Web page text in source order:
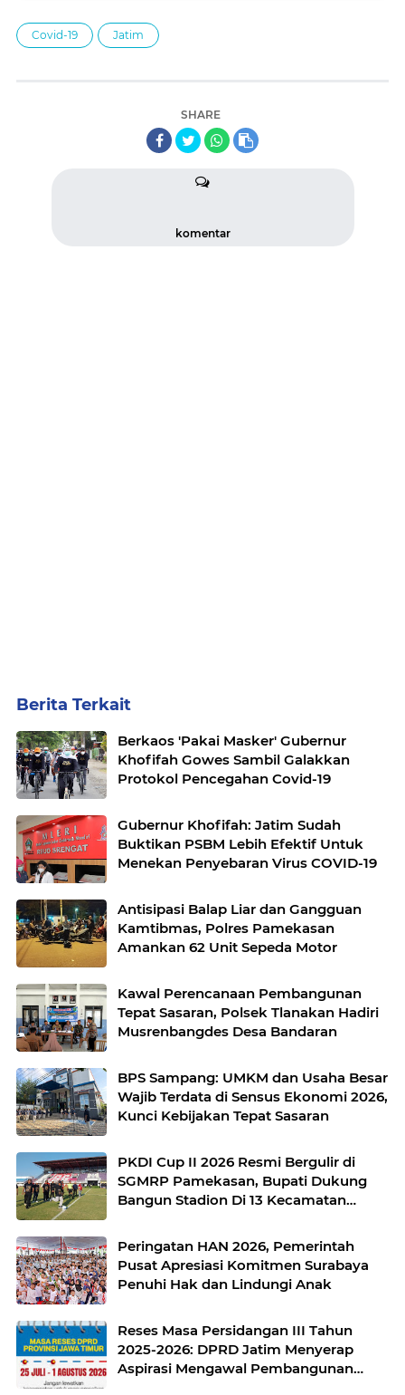
Covid-19 Jatim
SHARE
komentar
Berita Terkait
Berkaos 'Pakai Masker' Gubernur
Khofifah Gowes Sambil Galakkan
Protokol Pencegahan Covid-19
Gubernur Khofifah: Jatim Sudah
Buktikan PSBM Lebih Efektif Untuk
Menekan Penyebaran Virus COVID-19
Antisipasi Balap Liar dan Gangguan
Kamtibmas, Polres Pamekasan
Amankan 62 Unit Sepeda Motor
Kawal Perencanaan Pembangunan
Tepat Sasaran, Polsek Tlanakan Hadiri
Musrenbangdes Desa Bandaran
BPS Sampang: UMKM dan Usaha Besar
Wajib Terdata di Sensus Ekonomi 2026,
Kunci Kebijakan Tepat Sasaran
PKDI Cup II 2026 Resmi Bergulir di
SGMRP Pamekasan, Bupati Dukung
Bangun Stadion Di 13 Kecamatan
Peringatan HAN 2026, Pemerintah
Pusat Apresiasi Komitmen Surabaya
Penuhi Hak dan Lindungi Anak
Reses Masa Persidangan III Tahun
2025-2026: DPRD Jatim Menyerap
Aspirasi Mengawal Pembangunan